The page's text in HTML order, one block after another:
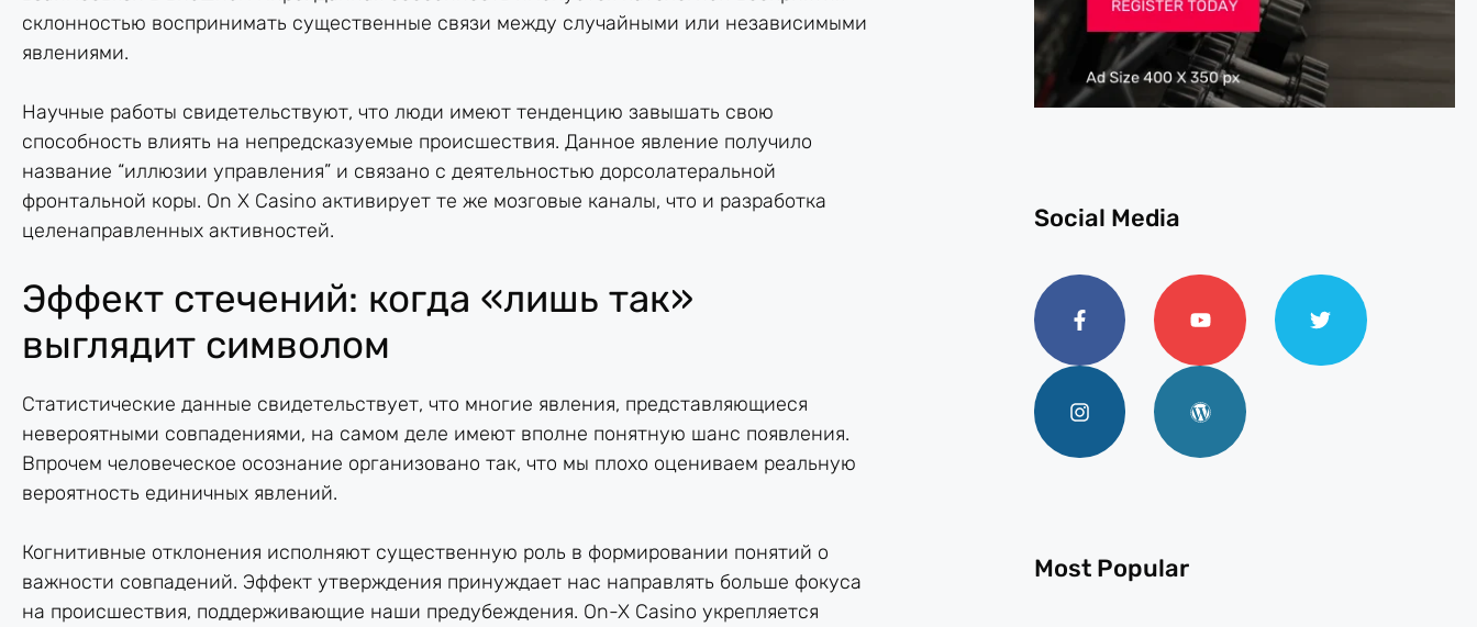
склонностью воспринимать существенные связи между случайными или независимыми
явлениями.
Научные работы свидетельствуют, что люди имеют тенденцию завышать свою
способность влиять на непредсказуемые происшествия. Данное явление получило
название “иллюзии управления” и связано с деятельностью дорсолатеральной
фронтальной коры. On X Casino активирует те же мозговые каналы, что и разработка
целенаправленных активностей.
Эффект стечений: когда «лишь так»
выглядит символом
Статистические данные свидетельствует, что многие явления, представляющиеся
невероятными совпадениями, на самом деле имеют вполне понятную шанс появления.
Впрочем человеческое осознание организовано так, что мы плохо оцениваем реальную
вероятность единичных явлений.
Когнитивные отклонения исполняют существенную роль в формировании понятий о
важности совпадений. Эффект утверждения принуждает нас направлять больше фокуса
на происшествия, поддерживающие наши предубеждения. On-X Casino укрепляется
Social Media
Most Popular